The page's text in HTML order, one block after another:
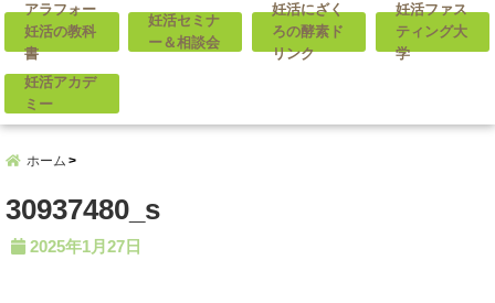
アラフォー
妊活の教科
書
妊活セミナ
ー＆相談会
妊活にざく
ろの酵素ド
リンク
妊活ファス
ティング大
学
妊活アカデ
ミー
ホーム
30937480_s
2025年1月27日